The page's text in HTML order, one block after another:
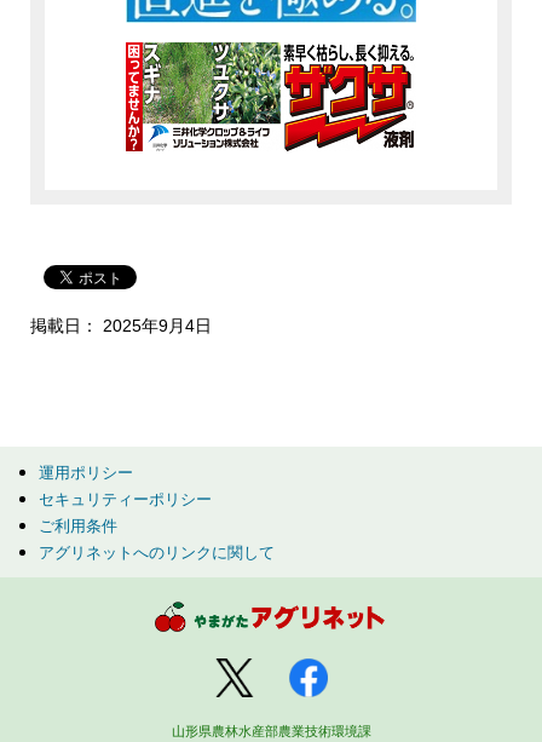
掲載日： 2025年9月4日
運用ポリシー
セキュリティーポリシー
ご利用条件
アグリネットへのリンクに関して
山形県農林水産部農業技術環境課